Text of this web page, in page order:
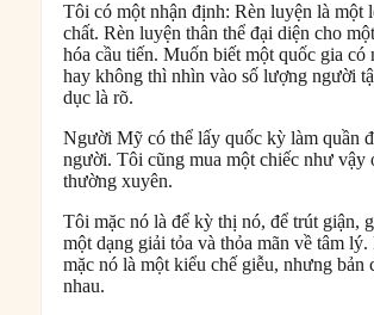
Tôi có một nhận định: Rèn luyện là một
chất. Rèn luyện thân thể đại diện cho
hóa cầu tiến. Muốn biết một quốc gia có
hay không thì nhìn vào số lượng người
dục là rõ.
Người Mỹ có thể lấy quốc kỳ làm quần
người. Tôi cũng mua một chiếc như vậy
thường xuyên.
Tôi mặc nó là để kỳ thị nó, để trút giận,
một dạng giải tỏa và thỏa mãn về tâm
mặc nó là một kiểu chế giễu, nhưng bản
nhau.